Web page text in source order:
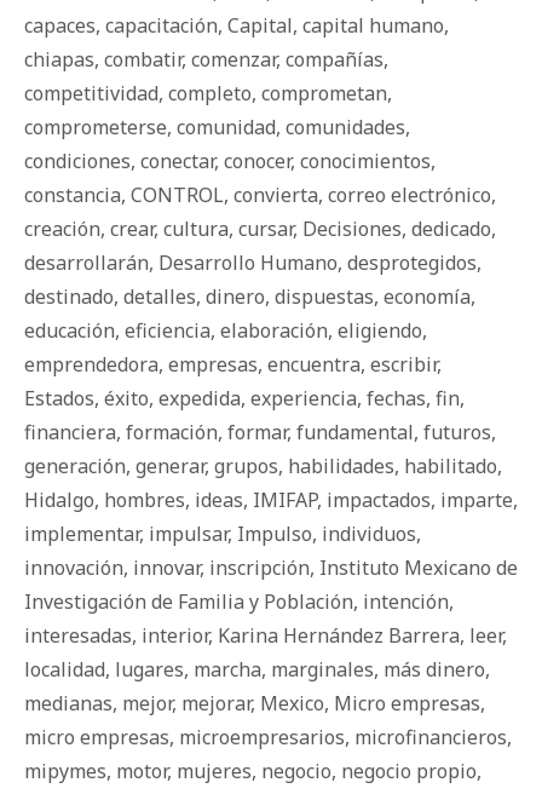
capaces, capacitación, Capital, capital humano,
chiapas, combatir, comenzar, compañías,
competitividad, completo, comprometan,
comprometerse, comunidad, comunidades,
condiciones, conectar, conocer, conocimientos,
constancia, CONTROL, convierta, correo electrónico,
creación, crear, cultura, cursar, Decisiones, dedicado,
desarrollarán, Desarrollo Humano, desprotegidos,
destinado, detalles, dinero, dispuestas, economía,
educación, eficiencia, elaboración, eligiendo,
emprendedora, empresas, encuentra, escribir,
Estados, éxito, expedida, experiencia, fechas, fin,
financiera, formación, formar, fundamental, futuros,
generación, generar, grupos, habilidades, habilitado,
Hidalgo, hombres, ideas, IMIFAP, impactados, imparte,
implementar, impulsar, Impulso, individuos,
innovación, innovar, inscripción, Instituto Mexicano de
Investigación de Familia y Población, intención,
interesadas, interior, Karina Hernández Barrera, leer,
localidad, lugares, marcha, marginales, más dinero,
medianas, mejor, mejorar, Mexico, Micro empresas,
micro empresas, microempresarios, microfinancieros,
mipymes, motor, mujeres, negocio, negocio propio,